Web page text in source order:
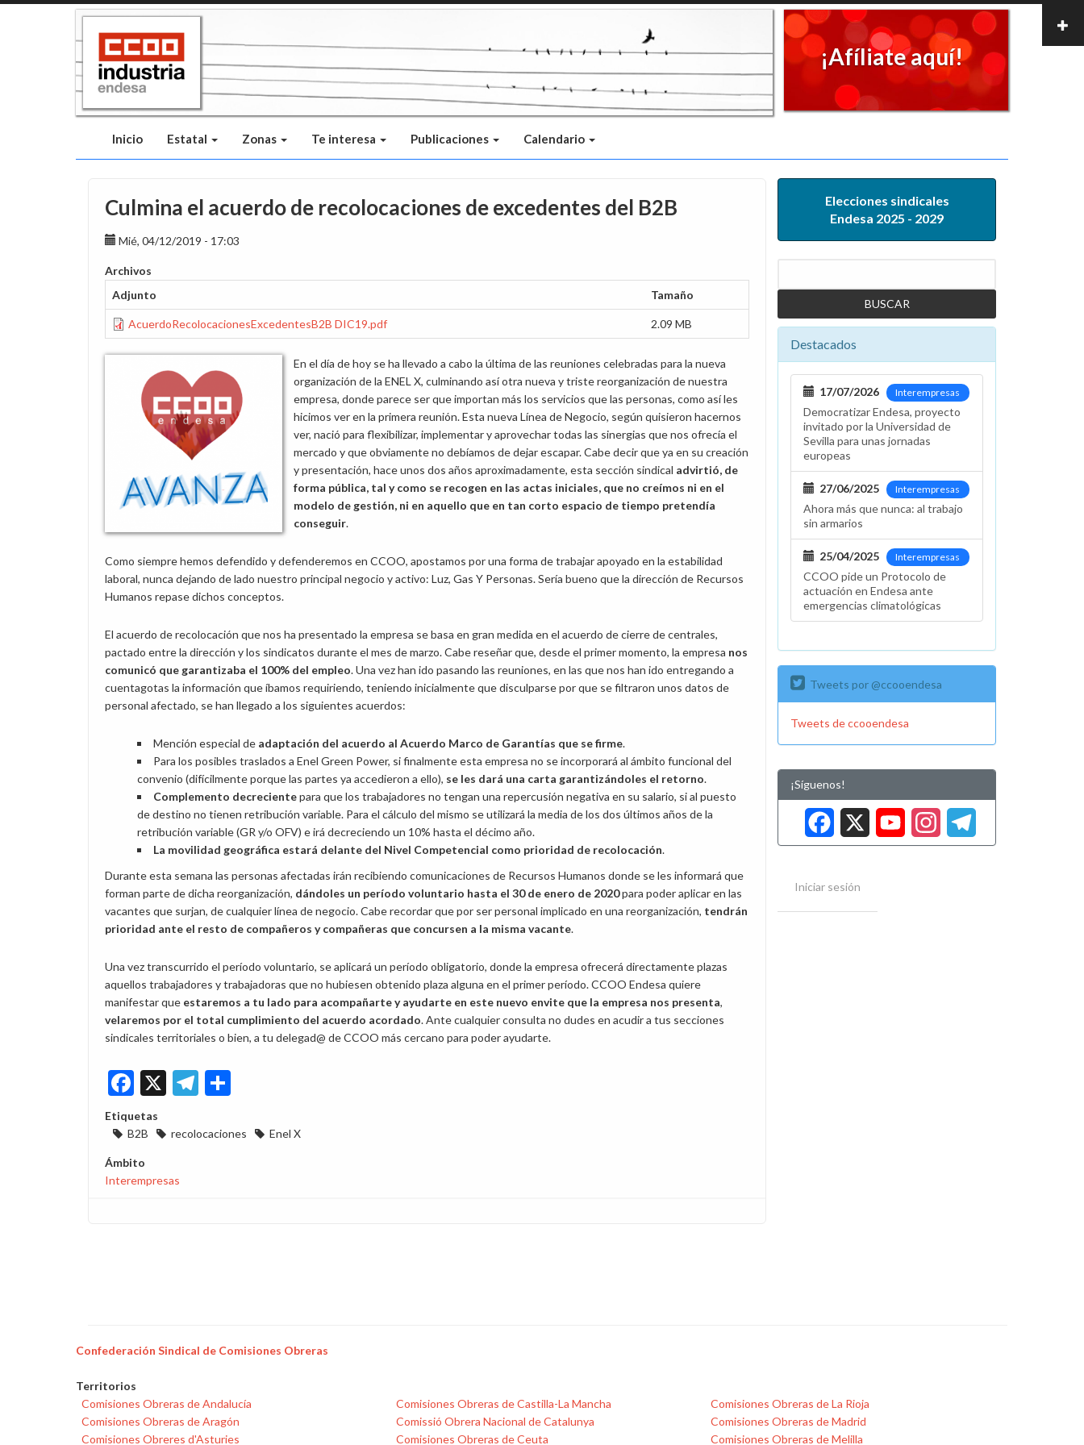
¡Afíliate aquí!
Inicio Estatal Zonas Te interesa Publicaciones Calendario
Culmina el acuerdo de recolocaciones de excedentes del B2B
Mié, 04/12/2019 - 17:03
Archivos
Adjunto
Tamaño
AcuerdoRecolocacionesExcedentesB2B DIC19.pdf 2.09 MB
En el día de hoy se ha llevado a cabo la última de las reuniones celebradas para la nueva
organización de la ENEL X, culminando así otra nueva y triste reorganización de nuestra
empresa, donde parece ser que importan más los servicios que las personas, como así les
hicimos ver en la primera reunión. Esta nueva Línea de Negocio, según quisieron hacernos
ver, nació para flexibilizar, implementar y aprovechar todas las sinergias que nos ofrecía el
mercado y que obviamente no debíamos de dejar escapar. Cabe decir que ya en su creación
y presentación, hace unos dos años aproximadamente, esta sección sindical advirtió, de
forma pública, tal y como se recogen en las actas iniciales, que no creímos ni en el
modelo de gestión, ni en aquello que en tan corto espacio de tiempo pretendía
conseguir.
Como siempre hemos defendido y defenderemos en CCOO, apostamos por una forma de trabajar apoyado en la estabilidad
laboral, nunca dejando de lado nuestro principal negocio y activo: Luz, Gas Y Personas. Sería bueno que la dirección de Recursos
Humanos repase dichos conceptos.
El acuerdo de recolocación que nos ha presentado la empresa se basa en gran medida en el acuerdo de cierre de centrales,
pactado entre la dirección y los sindicatos durante el mes de marzo. Cabe reseñar que, desde el primer momento, la empresa nos
comunicó que garantizaba el 100% del empleo. Una vez han ido pasando las reuniones, en las que nos han ido entregando a
cuentagotas la información que íbamos requiriendo, teniendo inicialmente que disculparse por que se filtraron unos datos de
personal afectado, se han llegado a los siguientes acuerdos:
Mención especial de adaptación del acuerdo al Acuerdo Marco de Garantías que se firme.
Para los posibles traslados a Enel Green Power, si finalmente esta empresa no se incorporará al ámbito funcional del
convenio (difícilmente porque las partes ya accedieron a ello), se les dará una carta garantizándoles el retorno.
Complemento decrecientepara que los trabajadores no tengan una repercusión negativa en su salario, si al puesto
de destino no tienen retribución variable. Para el cálculo del mismo se utilizará la media de los dos últimos años de la
retribución variable (GR y/o OFV) e irá decreciendo un 10% hasta el décimo año.
La movilidad geográfica estará delante del Nivel Competencial como prioridad de recolocación.
Durante esta semana las personas afectadas irán recibiendo comunicaciones de Recursos Humanos donde se les informará que
forman parte de dicha reorganización, dándoles un período voluntario hasta el 30 de enero de 2020para poder aplicar en las
vacantes que surjan, de cualquier línea de negocio. Cabe recordar que por ser personal implicado en una reorganización, tendrán
prioridad ante el resto de compañeros y compañeras que concursen a la misma vacante.
Una vez transcurrido el período voluntario, se aplicará un período obligatorio, donde la empresa ofrecerá directamente plazas
aquellos trabajadores y trabajadoras que no hubiesen obtenido plaza alguna en el primer período. CCOO Endesa quiere
manifestar que estaremos a tu lado para acompañarte y ayudarte en este nuevo envite que la empresa nos presenta,
velaremos por el total cumplimiento del acuerdo acordado. Ante cualquier consulta no dudes en acudir a tus secciones
sindicales territoriales o bien, a tu delegad@ de CCOO más cercano para poder ayudarte.
Facebook
X Telegram
Etiquetas
B2B
recolocaciones Enel X
Ámbito
Interempresas
Elecciones sindicales
Endesa 2025 - 2029
Destacados
Interempresas
17/07/2026
Democratizar Endesa, proyecto
invitado por la Universidad de
Sevilla para unas jornadas
europeas
Interempresas
27/06/2025
Ahora más que nunca: al trabajo
sin armarios
Interempresas
25/04/2025
CCOO pide un Protocolo de
actuación en Endesa ante
emergencias climatológicas
Tweets por @ccooendesa
Tweets de ccooendesa
¡Síguenos!
Facebook
XYouTube
Iniciar sesión
Confederación Sindical de Comisiones Obreras
Territorios
Comisiones Obreras de Andalucía
Comisiones Obreras de Aragón
Comisiones Obreres d'Asturies
Comisiones Obreras de Castilla-La Mancha
Comissió Obrera Nacional de Catalunya
Comisiones Obreras de Ceuta
Comisiones Obreras de La Rioja
Comisiones Obreras de Madrid
Comisiones Obreras de Melilla